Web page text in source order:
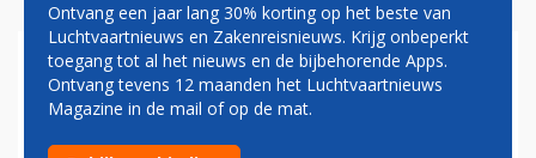
AMERICAN AIRLINES BESTELT
HONDERDEN NIEUWE
Ontvang een jaar lang 30% korting op het beste van
Luchtvaartnieuws en Zakenreisnieuws. Krijg onbeperkt
toegang tot al het nieuws en de bijbehorende Apps.
Ontvang tevens 12 maanden het Luchtvaartnieuws
Magazine in de mail of op de mat.